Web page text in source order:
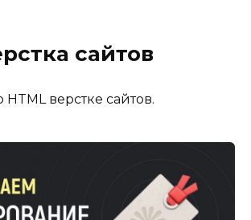
сайтов
верстке сайтов.